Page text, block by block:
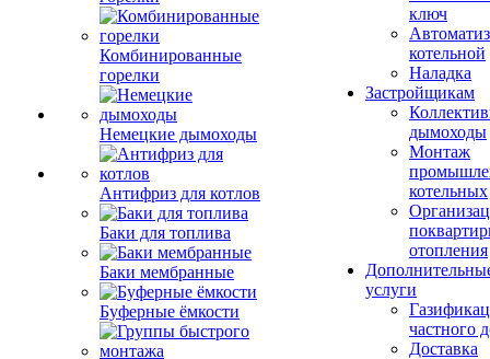
Комбинированные
горелки
Немецкие дымоходы
Антифриз для котлов
Баки для топлива
Баки мембранные
Буферные ёмкости
ключ
котельной
Наладка
Застройщикам
дымоходы
Монтаж
котельных
отопления
услуги
частного
Доставка